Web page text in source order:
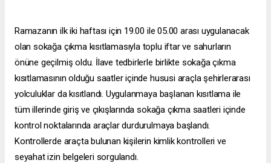
Ramazanın ilk iki haftası için 19.00 ile 05.00 arası uygulanacak
olan sokağa çıkma kısıtlamasıyla toplu iftar ve sahurların
önüne geçilmiş oldu. İlave tedbirlerle birlikte sokağa çıkma
kısıtlamasının olduğu saatler içinde hususi araçla şehirlerarası
yolculuklar da kısıtlandı. Uygulanmaya başlanan kısıtlama ile
tüm illerinde giriş ve çıkışlarında sokağa çıkma saatleri içinde
kontrol noktalarında araçlar durdurulmaya başlandı.
Kontrollerde araçta bulunan kişilerin kimlik kontrolleri ve
seyahat izin belgeleri sorgulandı.